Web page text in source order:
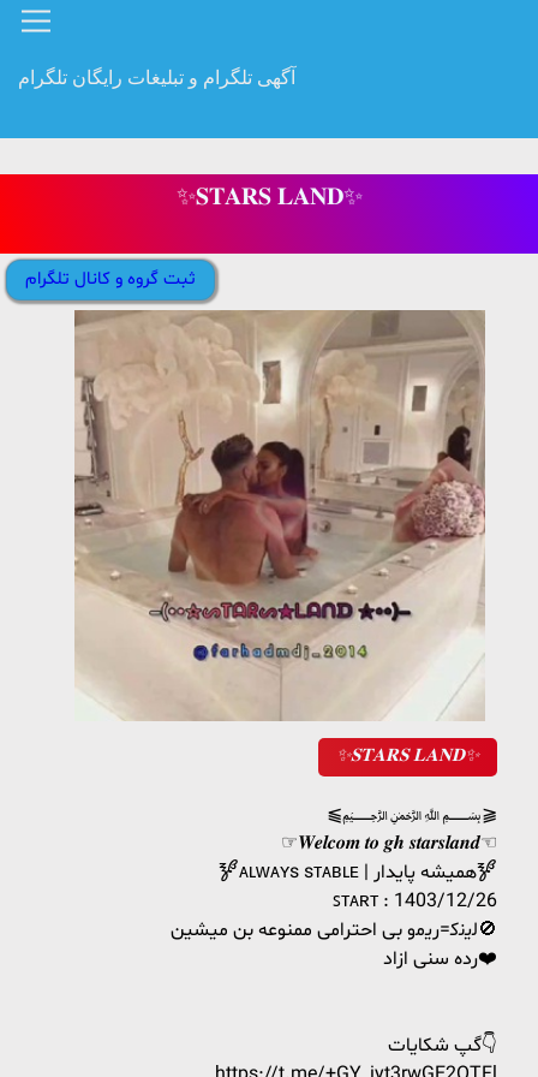
آگهی تلگرام و تبلیغات رایگان تلگرام
✨𝐒𝐓𝐀𝐑𝐒 𝐋𝐀𝐍𝐃✨
ثبت گروه و کانال تلگرام
✨𝐒𝐓𝐀𝐑𝐒 𝐋𝐀𝐍𝐃✨
⫹﷽⫺
☞𝑾𝒆𝒍𝒄𝒐𝒎 𝒕𝒐 𝒈𝒉 𝒔𝒕𝒂𝒓𝒔𝒍𝒂𝒏𝒅☜
🝳ᴀʟᴡᴀʏs sᴛᴀʙʟᴇ | همیشه پایدار🝳
ꜱᴛᴀʀᴛ : 1403/12/26
ﻟﻳﻧﻛ=ﺭﻳﻣﻭ بی احترامی ممنوعه بن میشین🚫
رده سنی ازاد❤️
گپ شکایات👇